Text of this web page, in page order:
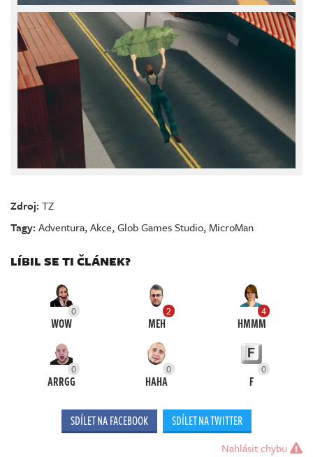
Zdroj:TZ
Tagy:Adventura,Akce,Glob Games Studio, MicroMan
LÍBIL SE TI ČLÁNEK?
0
WOW
2
MEH
4
HMMM
0
ARRGG
0
HAHA
0
F
SDÍLET NA FACEBOOK SDÍLET NA TWITTER
Nahlásit chybu